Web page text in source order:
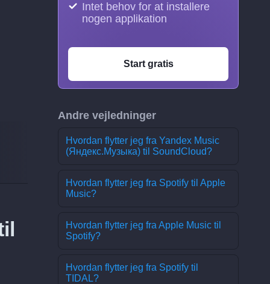
Intet behov for at installere
nogen applikation
Start gratis
Andre vejledninger
Hvordan flytter jeg fra Yandex Music
(Яндекс.Музыка) til SoundCloud?
Hvordan flytter jeg fra Spotify til Apple
Music?
Hvordan flytter jeg fra Apple Music til
Spotify?
Hvordan flytter jeg fra Spotify til
TIDAL?